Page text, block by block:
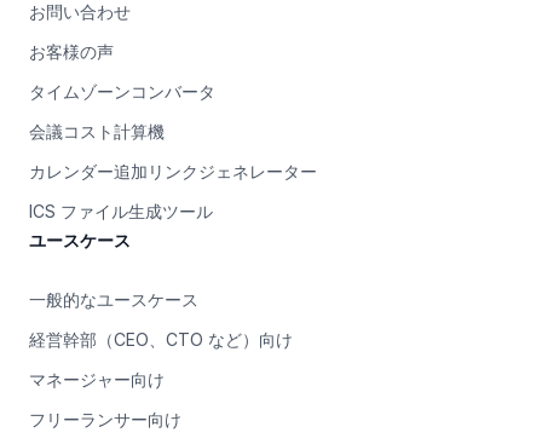
お問い合わせ
お客様の声
タイムゾーンコンバータ
会議コスト計算機
カレンダー追加リンクジェネレーター
ICS ファイル生成ツール
ユースケース
一般的なユースケース
経営幹部（CEO、CTO など）向け
マネージャー向け
フリーランサー向け